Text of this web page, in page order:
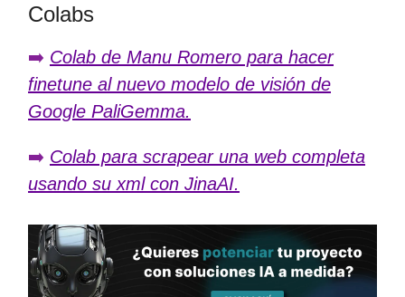
Colabs
➡️ Colab de Manu Romero para hacer
finetune al nuevo modelo de visión de
Google PaliGemma.
➡️ Colab para scrapear una web completa
usando su xml con JinaAI.